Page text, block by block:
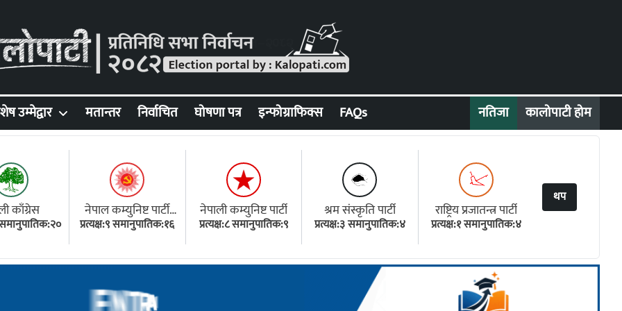
नतिजा कालोपाटी होम
उम्मेद्वार मतान्तर निर्वाचित घोषणा पत्र इन्फोग्राफिक्स FAQs
काँग्रेस
समानुपातिक:२०
नेपाल कम्युनिष्ट पार्टी
(एमाले)
प्रत्यक्ष:९ समानुपातिक:१६
नेपाली कम्युनिष्ट पार्टी
प्रत्यक्ष:८ समानुपातिक:९
श्रम संस्कृति पार्टी
प्रत्यक्ष:३ समानुपातिक:४
राष्ट्रिय प्रजातन्त्र पार्टी
प्रत्यक्ष:१ समानुपातिक:४
थप